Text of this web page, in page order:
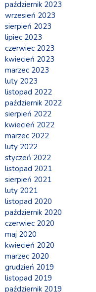
październik 2023
wrzesień 2023
sierpień 2023
lipiec 2023
czerwiec 2023
kwiecień 2023
marzec 2023
luty 2023
listopad 2022
październik 2022
sierpień 2022
kwiecień 2022
marzec 2022
luty 2022
styczeń 2022
listopad 2021
sierpień 2021
luty 2021
listopad 2020
październik 2020
czerwiec 2020
maj 2020
kwiecień 2020
marzec 2020
grudzień 2019
listopad 2019
październik 2019